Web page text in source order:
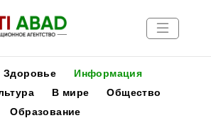
Здоровье
Информация
В мире
Общество
Образование